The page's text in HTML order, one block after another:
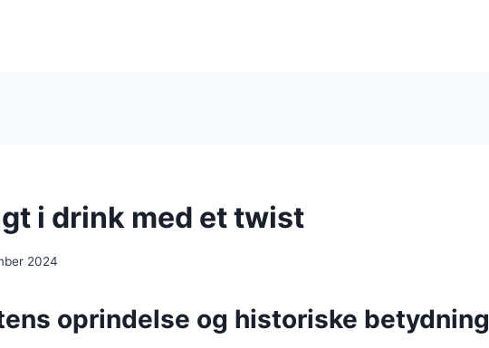
i drink med et twist
2024
oprindelse og historiske betydning